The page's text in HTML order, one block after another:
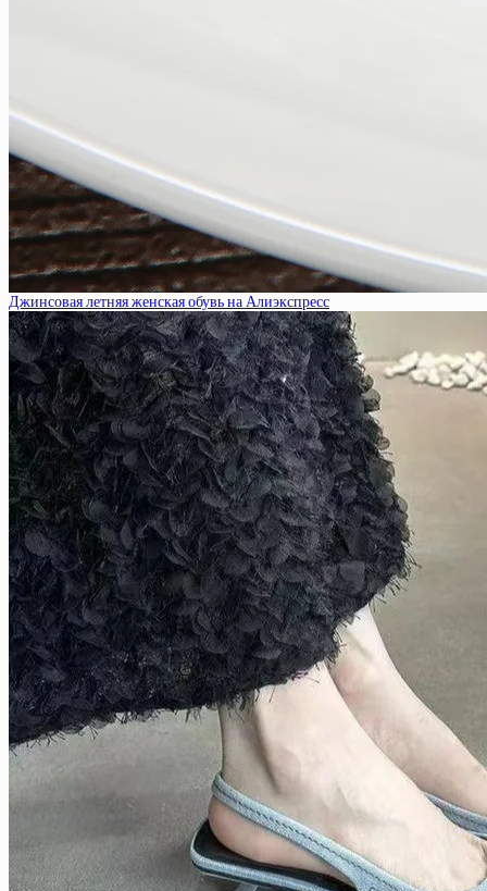
Джинсовая летняя женская обувь на Алиэкспресс